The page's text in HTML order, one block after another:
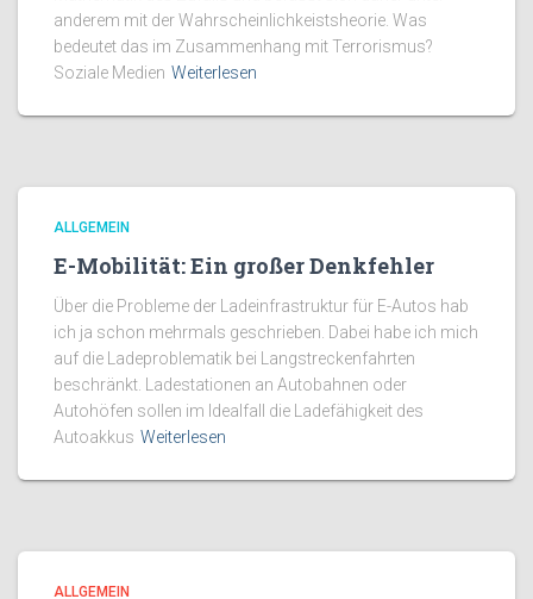
anderem mit der Wahrscheinlichkeistsheorie. Was
bedeutet das im Zusammenhang mit Terrorismus?
Soziale Medien Weiterlesen
ALLGEMEIN
E-Mobilität: Ein großer Denkfehler
Über die Probleme der Ladeinfrastruktur für E-Autos hab
ich ja schon mehrmals geschrieben. Dabei habe ich mich
auf die Ladeproblematik bei Langstreckenfahrten
beschränkt. Ladestationen an Autobahnen oder
Autohöfen sollen im Idealfall die Ladefähigkeit des
Autoakkus Weiterlesen
ALLGEMEIN